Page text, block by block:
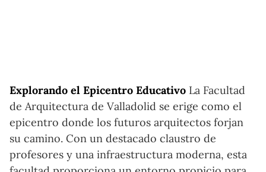
Explorando el Epicentro Educativo La Facultad
de Arquitectura de Valladolid se erige como el
epicentro donde los futuros arquitectos forjan
su camino. Con un destacado claustro de
profesores y una infraestructura moderna, esta